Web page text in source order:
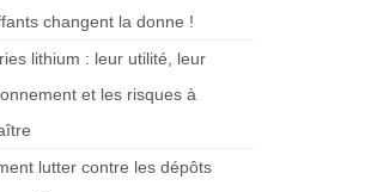
changent la donne !
lithium : leur utilité, leur
et les risques à
lutter contre les dépôts